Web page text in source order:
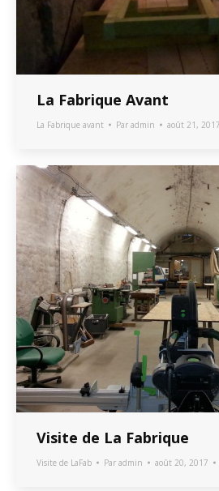
La Fabrique Avant
La Fabrique avant Par admin août 21, 2017
Visite de La Fabrique
Visite de LaFab Par admin août 20, 2017